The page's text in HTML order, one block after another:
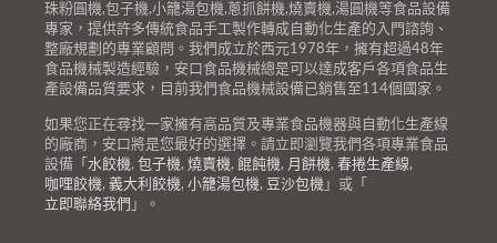
珠粉圓機,包子機,小籠湯包機,蔥抓餅機,燒賣機,湯圓機等食品設備
專家，提供許多傳統食品手工製作轉成自動化生產的入門諮詢、
整廠規劃的專業顧問。我們成立於西元1978年，擁有超過48年
食品機械製造經驗，安口食品機械總是可以達成客戶各項食品生
產設備品質要求，目前我們食品機械設備已銷售至114個國家。
如果您正在尋找一家擁有高品質及專業食品機器與自動化生產線
的廠商，安口將是您最好的選擇。請立即瀏覽我們各項專業食品
設備「 水餃機, 包子機, 燒賣機, 餛飩機, 月餅機, 春捲生產線,
咖哩餃機, 義大利餃機, 小籠湯包機, 豆沙包機 」或「
立即聯絡我們 」。